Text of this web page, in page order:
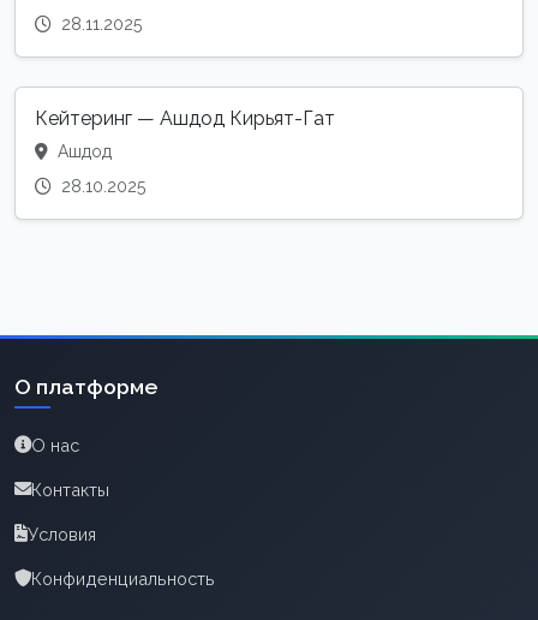
28.11.2025
Кейтеринг — Ашдод Кирьят-Гат
Ашдод
28.10.2025
О платформе
О нас
Контакты
Условия
Конфиденциальность